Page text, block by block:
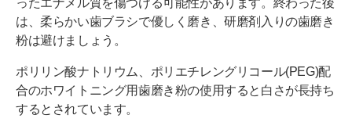
ったエナメル質を傷つける可能性があります。終わった後
は、柔らかい歯ブラシで優しく磨き、研磨剤入りの歯磨き
粉は避けましょう。
ポリリン酸ナトリウム、ポリエチレングリコール(PEG)配
合のホワイトニング用歯磨き粉の使用すると白さが長持ち
するとされています。